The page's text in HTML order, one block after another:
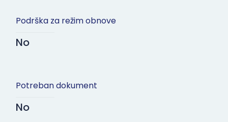
Podrška za režim obnove
No
Potreban dokument
No